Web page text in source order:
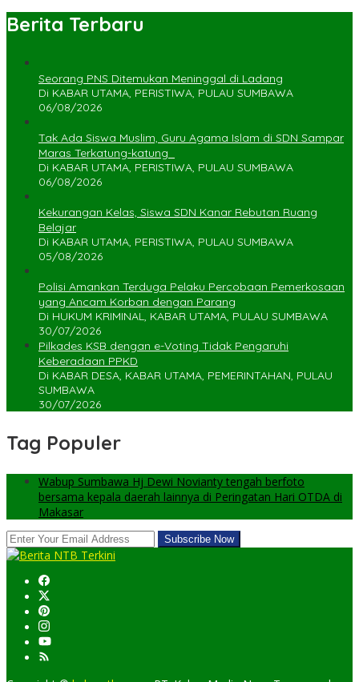
Berita Terbaru
Seorang PNS Ditemukan Meninggal di Ladang
Di KABAR UTAMA, PERISTIWA, PULAU SUMBAWA
06/08/2026
Tak Ada Siswa Muslim, Guru Agama Islam di SDN Sampar
Maras Terkatung-katung ‎
Di KABAR UTAMA, PERISTIWA, PULAU SUMBAWA
06/08/2026
Kekurangan Kelas, Siswa SDN Kanar Rebutan Ruang
Belajar
Di KABAR UTAMA, PERISTIWA, PULAU SUMBAWA
05/08/2026
Polisi Amankan Terduga Pelaku Percobaan Pemerkosaan
yang Ancam Korban dengan Parang
Di HUKUM KRIMINAL, KABAR UTAMA, PULAU SUMBAWA
30/07/2026
Pilkades KSB dengan e-Voting Tidak Pengaruhi
Keberadaan PPKD
Di KABAR DESA, KABAR UTAMA, PEMERINTAHAN, PULAU
SUMBAWA
30/07/2026
Tag Populer
Wabup Sumbawa Hj Dewi Novianty tengah berfoto
bersama kepala daerah lainnya di Peringatan Hari OTDA di
Makasar